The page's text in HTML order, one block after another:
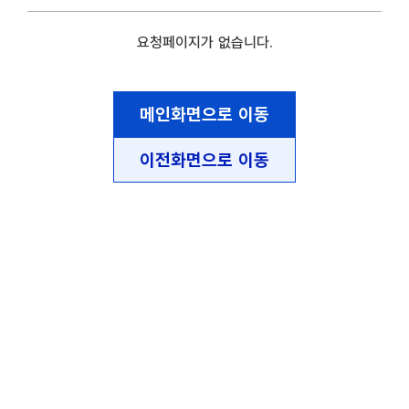
요청페이지가 없습니다.
메인화면으로 이동
이전화면으로 이동